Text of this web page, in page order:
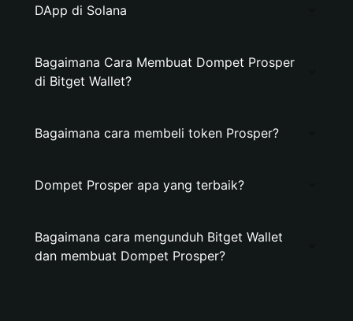
DApp di Solana
Bagaimana Cara Membuat Dompet Prosper
di Bitget Wallet?
Bagaimana cara membeli token Prosper?
Dompet Prosper apa yang terbaik?
Bagaimana cara mengunduh Bitget Wallet
dan membuat Dompet Prosper?